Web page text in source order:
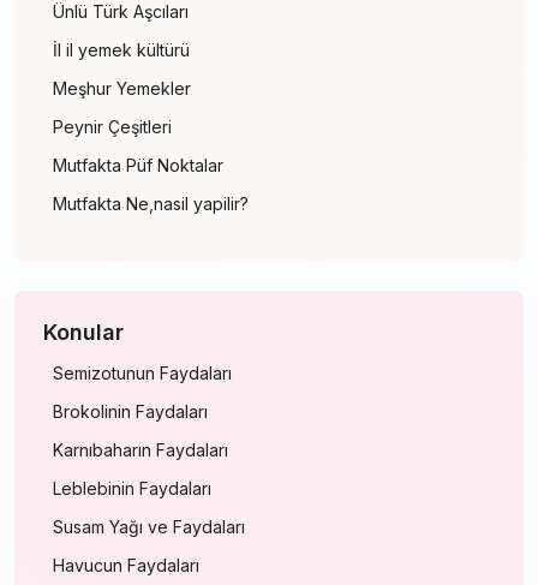
Ünlü Türk Aşcıları
İl il yemek kültürü
Meşhur Yemekler
Peynir Çeşitleri
Mutfakta Püf Noktalar
Mutfakta Ne,nasil yapilir?
Konular
Semizotunun Faydaları
Brokolinin Faydaları
Karnıbaharın Faydaları
Leblebinin Faydaları
Susam Yağı ve Faydaları
Havucun Faydaları